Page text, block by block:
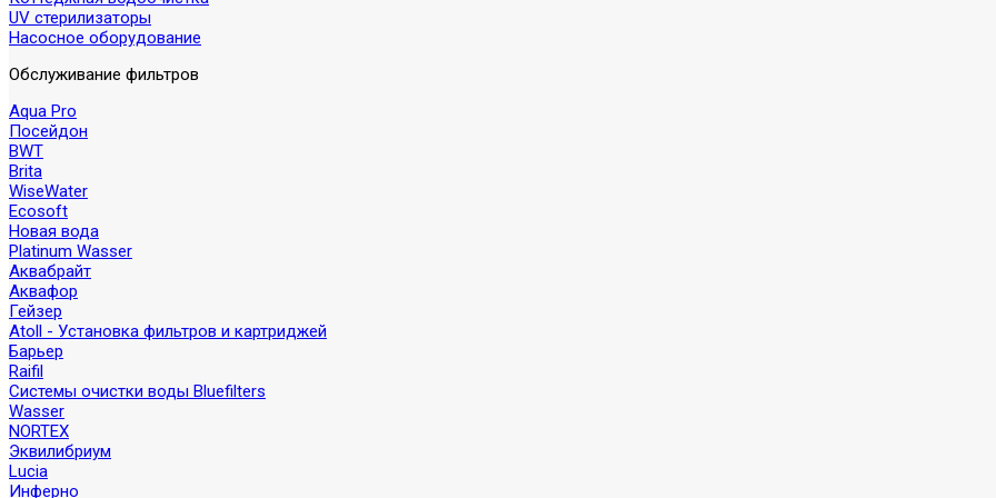
UV стерилизаторы
Насосное оборудование
Обслуживание фильтров
Aqua Pro
Посейдон
BWT
Brita
WiseWater
Ecosoft
Новая вода
Platinum Wasser
Аквабрайт
Аквафор
Гейзер
Atoll - Установка фильтров и картриджей
Барьер
Raifil
Системы очистки воды Bluefilters
Wasser
NORTEX
Эквилибриум
Lucia
Инферно